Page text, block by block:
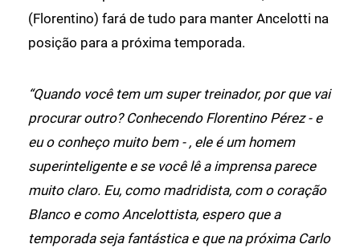
(Florentino) fará de tudo para manter Ancelotti na
posição para a próxima temporada.
“Quando você tem um super treinador, por que vai
procurar outro? Conhecendo Florentino Pérez - e
eu o conheço muito bem - , ele é um homem
superinteligente e se você lê a imprensa parece
muito claro. Eu, como madridista, com o coração
Blanco e como Ancelottista, espero que a
temporada seja fantástica e que na próxima Carlo